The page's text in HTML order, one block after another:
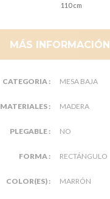
110 cm
MÁS INFORMACIÓN
CATEGORIA : MESA BAJA
MATERIALES : MADERA
PLEGABLE : NO
FORMA : RECTÁNGULO
COLOR(ES) : MARRÓN